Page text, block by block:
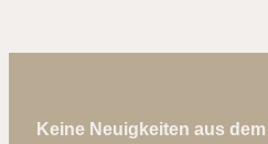
Keine Neuigkeiten aus